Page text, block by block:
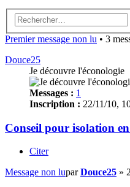
Premier message non lu • 3
Douce25
Je découvre l'éconologie
Messages : 1
Inscription : 22/11/10,
Conseil pour isolation
Citer
Message non luparDouce25 »